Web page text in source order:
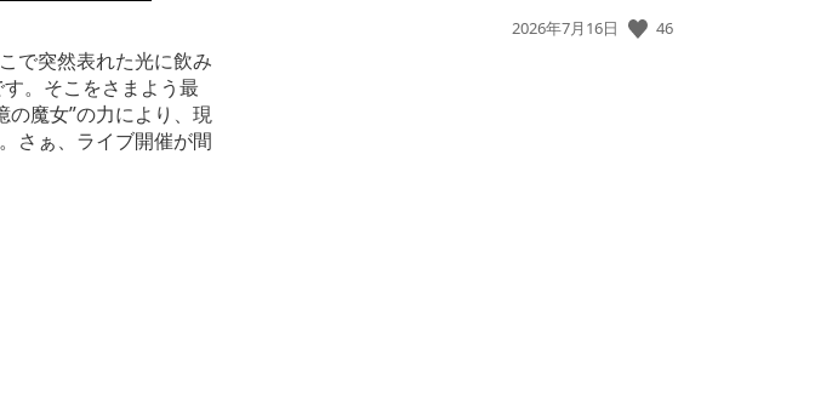
で突然表れた光に飲み
。そこをさまよう最
魔女”の力により、現
さぁ、ライブ開催が間
公
2026年7月16日 46